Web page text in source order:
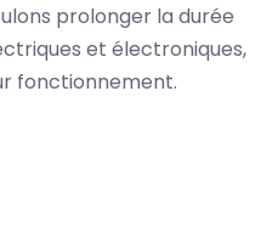
prolonger la durée
et électroniques,
fonctionnement.